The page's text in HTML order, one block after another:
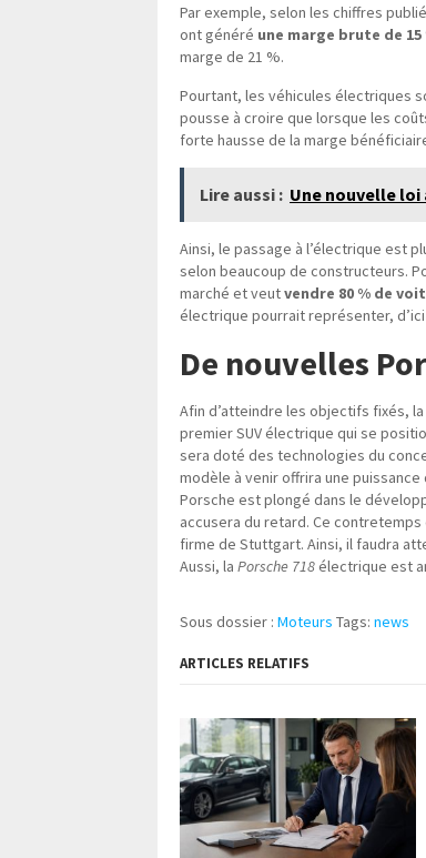
Par exemple, selon les chiffres
ont généré une marge brute de 15
marge de 21 %.
Pourtant, les véhicules électriques
pousse à croire que lorsque les
forte hausse de la marge
Lire aussi : Une nouvelle loi
Ainsi, le passage à l’électrique est
selon beaucoup de constructeurs.
marché et veutvendre 80 % de
électrique pourrait représenter,
De nouvelles
Afin d’atteindre les objectifs fixés, la
premier SUV électrique qui se
sera doté des technologies du
modèle à venir offrira une
Porsche est plongé dans le
accusera du retard. Ce
firme de Stuttgart. Ainsi, il faudra
Aussi, la Porsche 718électrique est
Sous dossier : Moteurs Tags: news
ARTICLES RELATIFS